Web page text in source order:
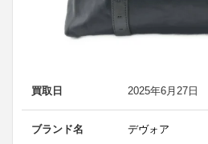
買取日 2025年6月27日
ブランド名 デヴォア